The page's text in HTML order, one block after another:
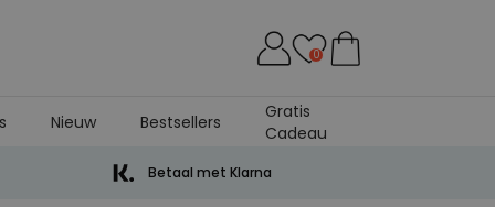
0
Nieuw Bestsellers
Gratis
Cadeau
Betaal met Klarna